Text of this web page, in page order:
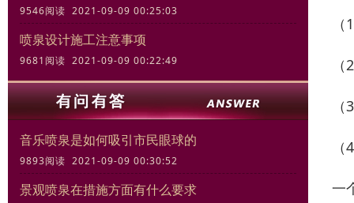
9546阅读 2021-09-09 00:25:03
喷泉设计施工注意事项
9681阅读 2021-09-09 00:22:49
音乐喷泉是如何吸引市民眼球的
9893阅读 2021-09-09 00:30:52
景观喷泉在措施方面有什么要求
一